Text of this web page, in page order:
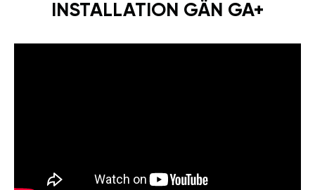
INSTALLATION GÄN GA+